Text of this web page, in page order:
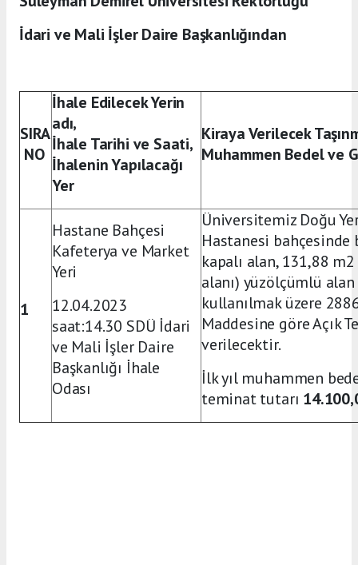
İdari ve Mali İşler Daire Başkanlığından
SIRA
NO
İhale Edilecek Yerin
adı,
İhale Tarihi ve Saati,
İhalenin Yapılacağı
Yer
Kiraya Verilecek
Muhammen Bedel ve
1
Hastane Bahçesi
Kafeterya ve Market
Yeri
12.04.2023
saat:14.30 SDÜ İdari
ve Mali İşler Daire
Başkanlığı İhale
Odası
Üniversitemiz Doğu
Hastanesi
kapalı alan, 131,88
alanı) yüzölçümlü alan
kullanılmak üzere
Maddesine göre Açık
verilecektir.
İlk yıl muhammen
teminat tutarı